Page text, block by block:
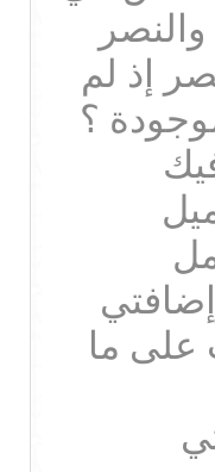
والنصر
إذ لم
؟
على ما